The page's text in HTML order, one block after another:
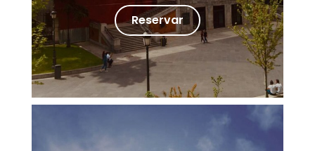
Reservar